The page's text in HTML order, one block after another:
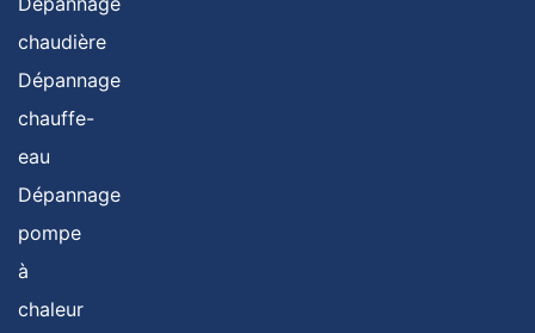
chaudière
Dépannage
chauffe-
eau
Dépannage
pompe
à
chaleur